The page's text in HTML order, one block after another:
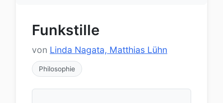
Funkstille
von Linda Nagata, Matthias Lühn
Philosophie